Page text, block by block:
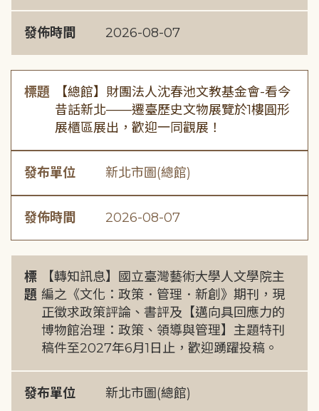
發佈時間 2026-08-07
標題
【總館】財團法人沈春池文教基金會-看今
昔話新北——遷臺歷史文物展覽於1樓圓形
展櫃區展出，歡迎一同觀展！
發布單位 新北市圖(總館)
發佈時間 2026-08-07
標
題
【轉知訊息】國立臺灣藝術大學人文學院主
編之《文化：政策．管理．新創》期刊，現
正徵求政策評論、書評及【邁向具回應力的
博物館治理：政策、領導與管理】主題特刊
稿件至2027年6月1日止，歡迎踴躍投稿。
發布單位 新北市圖(總館)